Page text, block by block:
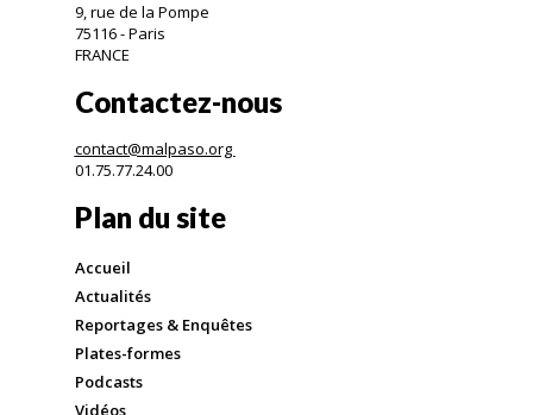
9, rue de la Pompe
75116 - Paris
FRANCE
Contactez-nous
contact@malpaso.org
01.75.77.24.00
Plan du site
Accueil
Actualités
Reportages & Enquêtes
Plates-formes
Podcasts
Vidéos